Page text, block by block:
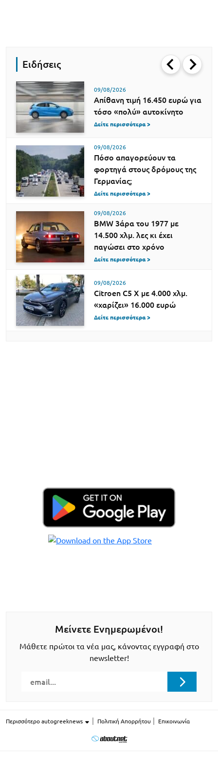
Ειδήσεις
09/08/2026
Απίθανη τιμή 16.450 ευρώ για
τόσο «πολύ» αυτοκίνητο
Δείτε περισσότερα >
09/08/2026
Πόσο απαγορεύουν τα
φορτηγά στους δρόμους της
Γερμανίας;
Δείτε περισσότερα >
09/08/2026
BMW 3άρα του 1977 με
14.500 χλμ. λες κι έχει
παγώσει στο χρόνο
Δείτε περισσότερα >
09/08/2026
Citroen C5 X με 4.000 χλμ.
«χαρίζει» 16.000 ευρώ
Δείτε περισσότερα >
Μείνετε Ενημερωμένοι!
Μάθετε πρώτοι τα νέα μας, κάνοντας εγγραφή στο
newsletter!
Περισσότερο autogreeknews Πολιτική Απορρήτου Επικοινωνία